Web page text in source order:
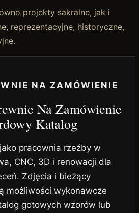
projekty sakralne, jak i
reprezentacyjne, historyczne,
NA ZAMÓWIENIE
Na Zamówienie
Katalog
pracownia rzeźby w
CNC, 3D i renowacji dla
Zdjęcia i bieżący
możliwości wykonawcze
gotowych wzorów lub